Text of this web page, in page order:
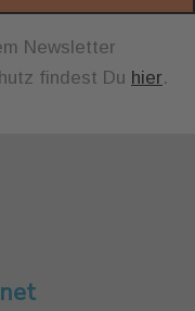
Newsletter
findest Du hier.